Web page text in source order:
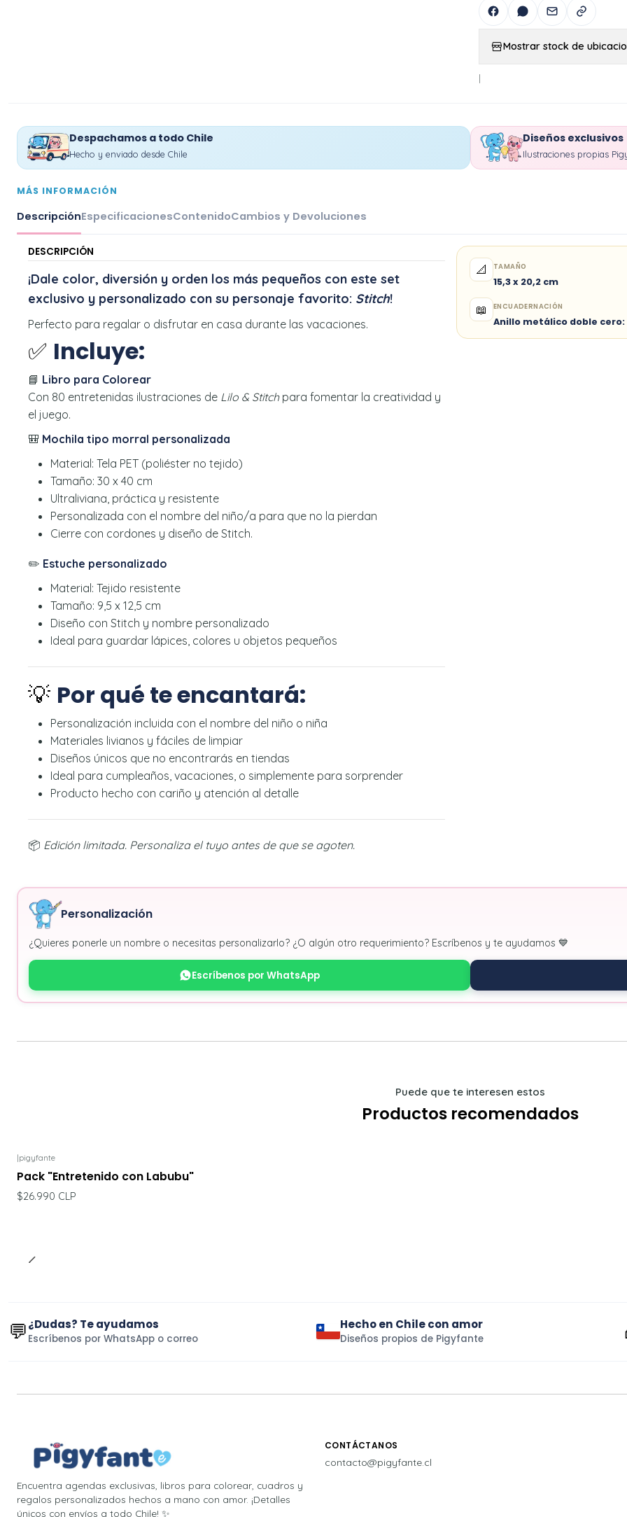
Mostrar stock de
|
Despachamos a todo Chile
Hecho y enviado desde Chile
Diseños exclusivos
Ilustraciones propias
MÁS INFORMACIÓN
DescripciónEspecificacionesContenidoCambios y Devoluciones
DESCRIPCIÓN
¡Dale color, diversión y orden los más pequeños con este set
exclusivo y personalizado con su personaje favorito: Stitch!
Perfecto para regalar o disfrutar en casa durante las vacaciones.
✅ Incluye:
📘 Libro para Colorear
Con 80 entretenidas ilustraciones de Lilo & Stitchpara fomentar la creatividad y
el juego.
🎒 Mochila tipo morral personalizada
Material: Tela PET (poliéster no tejido)
Tamaño: 30 x 40 cm
Ultraliviana, práctica y resistente
Personalizada con el nombre del niño/a para que no la pierdan
Cierre con cordones y diseño de Stitch.
✏️ Estuche personalizado
Material: Tejido resistente
Tamaño: 9,5 x 12,5 cm
Diseño con Stitch y nombre personalizado
Ideal para guardar lápices, colores u objetos pequeños
💡 Por qué te encantará:
Personalización incluida con el nombre del niño o niña
Materiales livianos y fáciles de limpiar
Diseños únicos que no encontrarás en tiendas
Ideal para cumpleaños, vacaciones, o simplemente para sorprender
Producto hecho con cariño y atención al detalle
📦 Edición limitada. Personaliza el tuyo antes de que se agoten.
📐 TAMAÑO
15,3 x 20,2 cm
📖 ENCUADERNACIÓN
Anillo metálico doble
Personalización
¿Quieres ponerle un nombre o necesitas personalizarlo? ¿O algún otro requerimiento? Escríbenos y te ayudamos 💙
Escríbenos por WhatsApp
Puede que te interesen estos
Productos recomendados
pigyfante
Pack "Entretenido con Labubu"
$26.990 CLP
💬¿Dudas? Te ayudamos
Escríbenos por WhatsApp o correo
Hecho en Chile con amor
Diseños propios de Pigyfante
Encuentra agendas exclusivas, libros para colorear, cuadros y
regalos personalizados hechos a mano con amor. ¡Detalles
únicos con envíos a todo Chile! ✨
CONTÁCTANOS
contacto@pigyfante.cl